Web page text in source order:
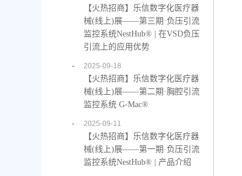
【火热招商】乐信数字化医疗器
械(线上)展——第三期·负压引流
监控系统NestHub® | 在VSD负压
引流上的应用优势
- 2025-09-18
【火热招商】乐信数字化医疗器
械(线上)展——第二期·胸腔引流
监控系统 G-Mac®
- 2025-09-11
【火热招商】乐信数字化医疗器
械(线上)展——第一期·负压引流
监控系统NestHub® | 产品介绍